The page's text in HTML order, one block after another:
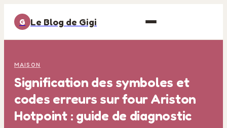
G Le Blog de Gigi
MAISON
Signification des symboles et
codes erreurs sur four Ariston
Hotpoint : guide de diagnostic